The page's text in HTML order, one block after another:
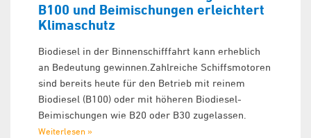
B100 und Beimischungen erleichtert
Klimaschutz
Biodiesel in der Binnenschifffahrt kann erheblich
an Bedeutung gewinnen.Zahlreiche Schiffsmotoren
sind bereits heute für den Betrieb mit reinem
Biodiesel (B100) oder mit höheren Biodiesel-
Beimischungen wie B20 oder B30 zugelassen.
Weiterlesen »